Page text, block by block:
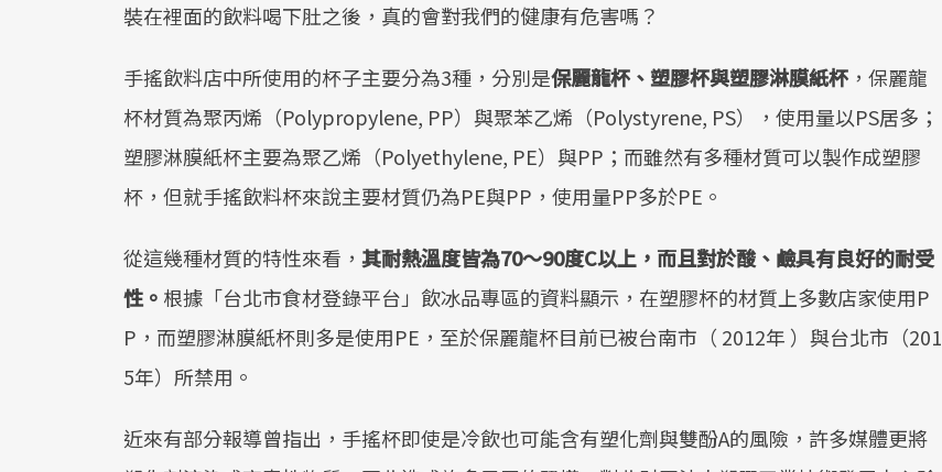
裝在裡面的飲料喝下肚之後，真的會對我們的健康有危害嗎？
手搖飲料店中所使用的杯子主要分為3種，分別是保麗龍杯、塑膠杯與塑膠淋膜紙杯 ，保麗龍
杯材質為聚丙烯（Polypropylene, PP）與聚苯乙烯（Polystyrene, PS），使用量以PS居多；
塑膠淋膜紙杯主要為聚乙烯（Polyethylene, PE）與PP；而雖然有多種材質可以製作成塑膠
杯，但就手搖飲料杯來說主要材質仍為PE與PP，使用量PP多於PE。
從這幾種材質的特性來看， 其耐熱溫度皆為70～90度C以上，而且對於酸、鹼具有良好的耐受
性。 根據「台北市食材登錄平台」飲冰品專區的資料顯示，在塑膠杯的材質上多數店家使用P
P，而塑膠淋膜紙杯則多是使用PE，至於保麗龍杯目前已被台南市（ 2012年 ）與台北市（201
5年）所禁用。
近來有部分報導曾指出，手搖杯即使是冷飲也可能含有塑化劑與雙酚A的風險，許多媒體更將
療院所的服務，更是民眾了解自身健康
狀況、啟動健康管理的重要起點。
前往專題
前往專題
前往專題